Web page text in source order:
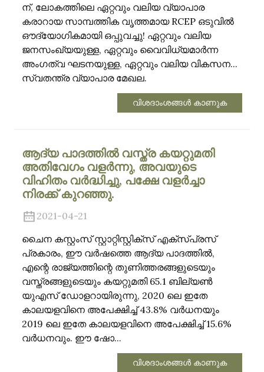
ന്, ലോകത്തിലെ ഏറ്റവും വലിയ വ്യാപാര
കരാറായ സാമ്പത്തിക വൃത്തമായ RCEP ഒടുവിൽ
ഔദ്യോഗികമായി ഒപ്പുവച്ചു! ഏറ്റവും വലിയ
ജനസംഖ്യയുള്ള, ഏറ്റവും വൈവിധ്യമാർന്ന
അംഗത്വ ഘടനയുള്ള, ഏറ്റവും വലിയ വികസന...
സ്വതന്ത്ര വ്യാപാര മേഖല.
വിശദാംശങ്ങൾ കാണുക
ആദ്യ പാദത്തിൽ വസ്ത്ര കയറ്റുമതി
അതിവേഗം വളർന്നു, അവയുടെ
വിഹിതം വർദ്ധിച്ചു, പക്ഷേ വളർച്ചാ
നിരക്ക് കുറഞ്ഞു.
2021-04-21
ചൈന കസ്റ്റംസ് സ്റ്റാറ്റിസ്റ്റിക്സ് എക്സ്പ്രസ്
പ്രകാരം, ഈ വർഷത്തെ ആദ്യ പാദത്തിൽ,
എന്റെ രാജ്യത്തിന്റെ തുണിത്തരങ്ങളുടെയും
വസ്ത്രങ്ങളുടെയും കയറ്റുമതി 65.1 ബില്യൺ
യുഎസ് ഡോളറായിരുന്നു, 2020 ലെ ഇതേ
കാലയളവിനെ അപേക്ഷിച്ച് 43.8% വർധനയും
2019 ലെ ഇതേ കാലയളവിനെ അപേക്ഷിച്ച് 15.6%
വർധനവും. ഈ ഷോ...
വിശദാംശങ്ങൾ കാണുക